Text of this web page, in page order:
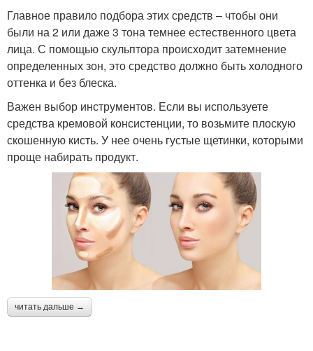
Главное правило подбора этих средств – чтобы они
были на 2 или даже 3 тона темнее естественного цвета
лица. С помощью скульптора происходит затемнение
определенных зон, это средство должно быть холодного
оттенка и без блеска.
Важен выбор инструментов. Если вы используете
средства кремовой консистенции, то возьмите плоскую
скошенную кисть. У нее очень густые щетинки, которыми
проще набирать продукт.
читать дальше →